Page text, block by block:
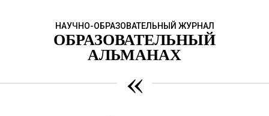
НАУЧНО-ОБРАЗОВАТЕЛЬНЫЙ ЖУРНАЛ
ОБРАЗОВАТЕЛЬНЫЙ
АЛЬМАНАХ
«